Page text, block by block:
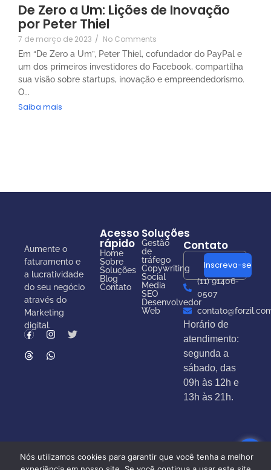
De Zero a Um: Lições de Inovação
por Peter Thiel
7 de março de 2023 / No Comments
Em “De Zero a Um”, Peter Thiel, cofundador do PayPal e
um dos primeiros investidores do Facebook, compartilha
sua visão sobre startups, inovação e empreendedorismo.
O...
Saiba mais
Aumente o
faturamento e
a lucratividade
do seu negócio
através do
Marketing
digital.
Acesso
rápido
Home
Sobre
Soluções
Blog
Contato
Soluções
Gestão
de
tráfego
Copywriting
Social
Media
SEO
Desenvolvedor
Web
Contato
Inscreva-se
(11) 91406-
0507
Horário de
atendimento:
segunda a
sábado, das
09h às 12h e
13h às 21h.
Nós utilizamos cookies para garantir que você tenha a melhor